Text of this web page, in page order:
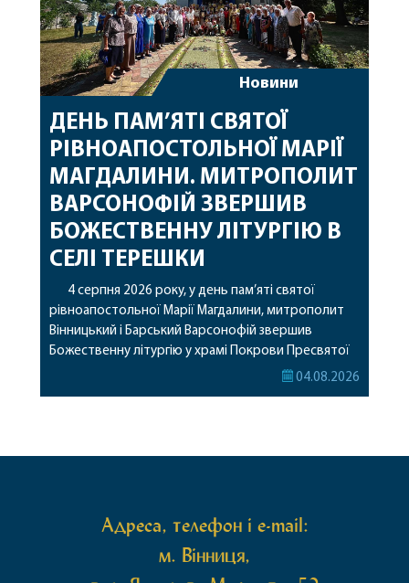
Новини
ДЕНЬ ПАМ’ЯТІ СВЯТОЇ
РІВНОАПОСТОЛЬНОЇ МАРІЇ
МАГДАЛИНИ. МИТРОПОЛИТ
ВАРСОНОФІЙ ЗВЕРШИВ
БОЖЕСТВЕННУ ЛІТУРГІЮ В
СЕЛІ ТЕРЕШКИ
4 серпня 2026 року, у день пам’яті святої
рівноапостольної Марії Магдалини, митрополит
Вінницький і Барський Варсонофій звершив
Божественну літургію у храмі Покрови Пресвятої
Богородиці села Терешки Барського благочиння.
04.08.2026
Адреса, телефон і e-mail:
м. Вінниця,